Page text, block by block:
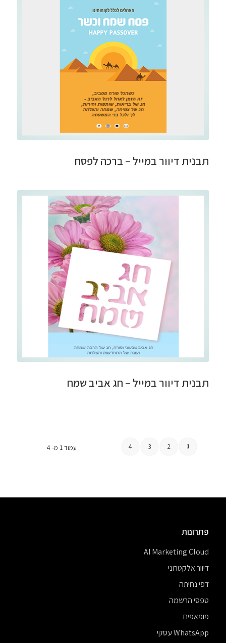
תבנית דיוור במייל – ברכה לפסח
תבנית דיוור במייל – חג אביב שמח
עמוד 1 מ- 4 1
2
3
4
פתרונות
AI Marketing Cloud
דיוור אלקטרוני
דפי נחיתה
טפסי הרשמה
פופאפים
WhatsApp עסקי